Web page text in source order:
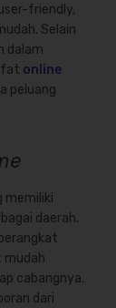
friendly,
Selain
dalam
online
peluang
memiliki
daerah.
mudah
cabangnya.
dari